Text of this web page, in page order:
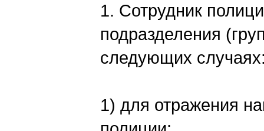
1. Сотрудник
подразделения
следующих
1) для отражения